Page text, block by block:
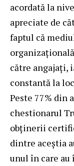
acordată la
apreciate de
faptul că
către angajați,
constantă la
Peste 77% din
chestionarul
obținerii
dintre aceștia
unul în care au